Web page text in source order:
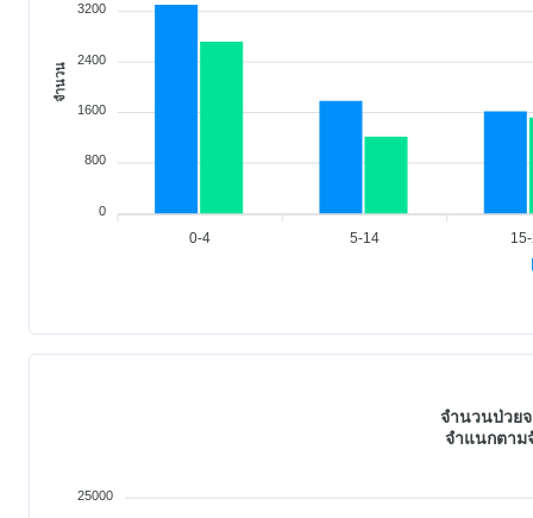
0-4 5-14
3200
2400
1600
800
0
จำนวน
จำนวนป่วย
จำแนกตาม
25000